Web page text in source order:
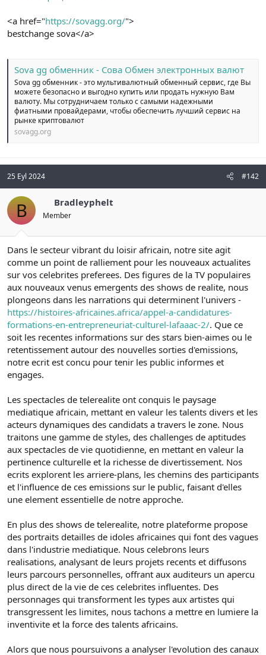
<a href="https://sovagg.org/">
bestchange sova</a>
Sova gg обменник - Сова Обмен электронных валют
Sova gg обменник - это мультивалютный обменный сервис, где Вы
можете безопасно и выгодно купить или продать нужную Вам
валюту. Мы сотрудничаем только с самыми надежными
фиатными провайдерами, чтобы обеспечить лучший сервис на
рынке криптовалют
sovagg.org
25 Eyl 2024 #142
B Bradleyphelt
Member
Dans le secteur vibrant du loisir africain, notre site agit
comme un point de ralliement pour les nouveaux actualites
sur vos celebrites preferees. Des figures de la TV populaires
aux nouveaux venus emergents des shows de realite, nous
plongeons dans les narrations qui determinent l'univers -
https://histoires-africaines.africa/appel-a-candidatures-
formations-en-entrepreneuriat-culturel-lafaaac-2/. Que ce
soit les recentes informations sur des stars bien-aimes ou le
retentissement autour des nouvelles sorties d'emissions,
notre ecrit est concu pour tenir les public informes et
engages.
Les spectacles de telerealite ont conquis le paysage
mediatique africain, mettant en valeur les talents divers et les
acteurs dynamiques des candidats a travers le zone. Nous
traitons une gamme de styles, des challenges de aptitudes
aux spectacles de vie quotidienne, en mettant en valeur la
pertinence culturelle et la richesse de divertissement. Nos
ecrits explorent les arriere-plans, les chemins des participants
et l'influence de ces emissions sur le public, faisant d'elles
une element essentielle de notre approche.
En plus des shows de telerealite, notre plateforme propose
des portraits detailles de idoles africaines qui font des vagues
dans l'industrie mediatique. Nous celebrons leurs
realisations, analysant de leurs projets recents et diffusons
leurs parcours personnelles, offrant aux auditeurs un apercu
plus direct de la vie de ces celebrites influentes. Des
personnages qui transforment les types aux artistes qui
transgressent les limites, nous tachons a mettre en lumiere la
inventivite et la force des talents africains.
Alors que nous poursuivons a analyser l'evolution des canaux